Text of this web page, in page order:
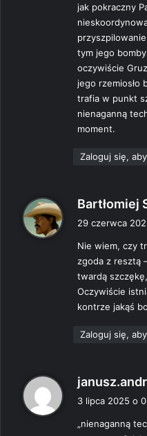
jak pokraczny
tym jego
oczywiście
jego rzemiosło
trafia w punkt
nienaganną
moment.
Zaloguj się,
Bartłomiej
29 czerwca
Nie wiem, czy
zgoda z resztą
twardą
Oczywiście
kontrze jakąś
Zaloguj się,
3 lipca 2025 o
„nienaganną